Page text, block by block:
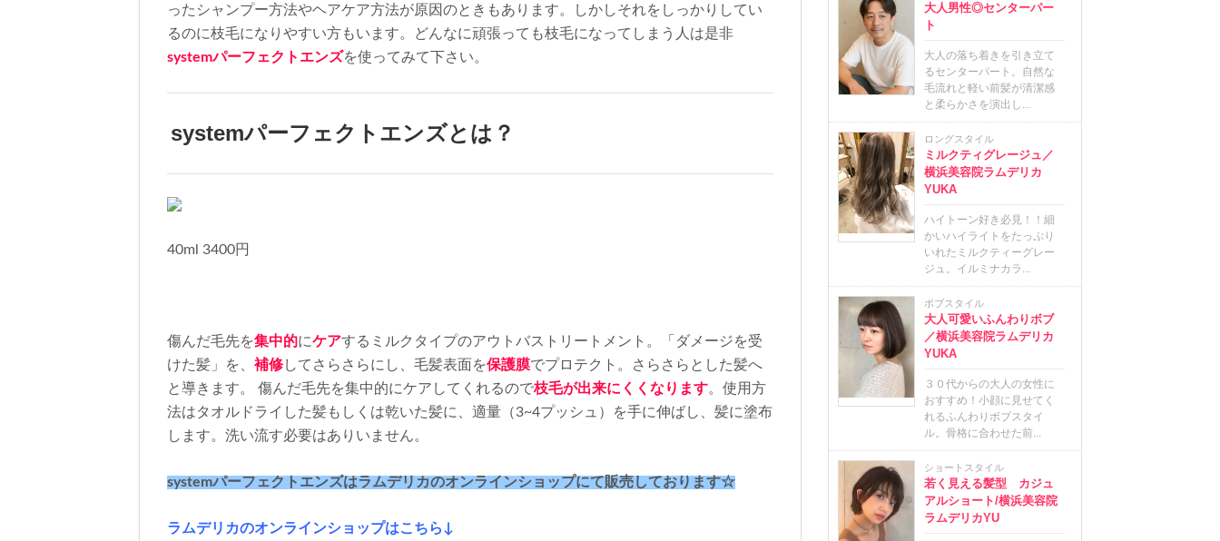
ったシャンプー方法やヘアケア方法が原因のときもあります。しかしそれをしっかりしてい
るのに枝毛になりやすい方もいます。どんなに頑張っても枝毛になってしまう人は是非
systemパーフェクトエンズ を使ってみて下さい。
systemパーフェクトエンズとは？
40ml 3400 円
傷んだ毛先を集中的 にケアするミルクタイプのアウトバストリートメント。「ダメージを受
けた髪」を、 補修 してさらさらにし、 毛髪表面を保護膜でプロテクト。さらさらとした髪へ
と導きます。
傷んだ毛先を集中的にケアしてくれるので枝毛が出来にくくなります。使用方
法はタオルドライした髪もしくは乾いた髪に、適量（ 3~4プッシュ）を手に伸ばし、髪に塗布
します。洗い流す必要はありいません。
systemパーフェクトエンズはラムデリカのオンラインショップにて販売しております☆
ラムデリカのオンラインショップはこちら↓
大人男性◎センターパー
ト
大人の落ち着きを引き立て
るセンターパート。自然な
毛流れと軽い前髪が清潔感
と柔らかさを演出し...
ロングスタイル
ミルクティグレージュ／
横浜美容院ラムデリカ
YUKA
ハイトーン好き必見！！細
かいハイライトをたっぷり
いれたミルクティーグレー
ジュ。イルミナカラ...
ボブスタイル
大人可愛いふんわりボブ
／横浜美容院ラムデリカ
YUKA
３０代からの大人の女性に
おすすめ！小顔に見せてく
れるふんわりボブスタイ
ル。骨格に合わせた前...
ショートスタイル
若く見える髪型 カジュ
アルショート/横浜美容院
ラムデリカYU